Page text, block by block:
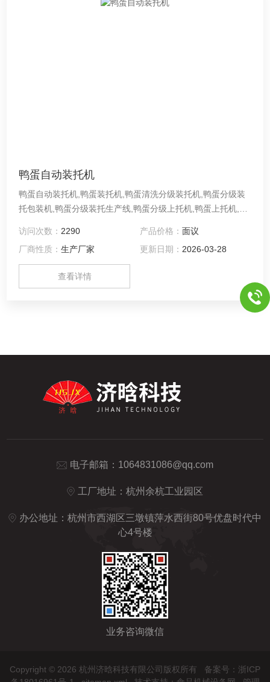
鸭蛋自动装托机
鸭蛋自动装托机,鸭蛋装托机,鸭蛋清洗分级装托机,鸭蛋分级装
托包装机,鸭蛋分级装托生产线,鸭蛋分级上托机,鸭蛋上托机,种
装托机,蛋品分级装托生产线,蛋品清洗分级装托机,蛋品清洗分
级装托生产线
访问次数： 2290 产品价格： 面议
厂商性质：生产厂家 更新日期： 2026-03-28
查看详情
电子邮箱： 1064831086@qq.com
工厂地址：杭州余杭工业园区
办公地址：杭州市西湖区三墩镇萍水西街80号优盘时代中
心4号楼
业务咨询微信
Copyright © 2026 杭州济晗科技有限公司版权所有 备案号：浙ICP